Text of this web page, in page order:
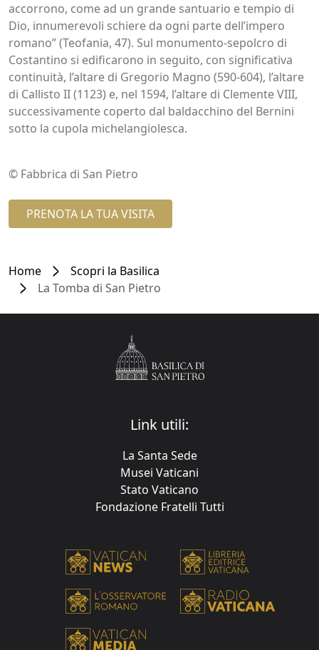
accorrono, come ad un grande santuario e tempio di
Dio, innumerevoli schiere da ogni parte dell’impero
romano” (Teofania, 47). Sul monumento-sepolcro di
Costantino si edificarono in seguito, con significativa
continuità, l’altare di Gregorio Magno (590-604), l’altare
di Callisto II (1123) e, nel 1594, l’altare di Clemente VIII,
successivamente coperto dal baldacchino del Bernini
sotto la cupola michelangiolesca.
© Fabbrica di San Pietro
PRENOTA LA TUA VISITA
Home
Scopri la Basilica
La Tomba di San Pietro
Link utili:
La Santa Sede
Musei Vaticani
Stato Vaticano
Fondazione Fratelli Tutti